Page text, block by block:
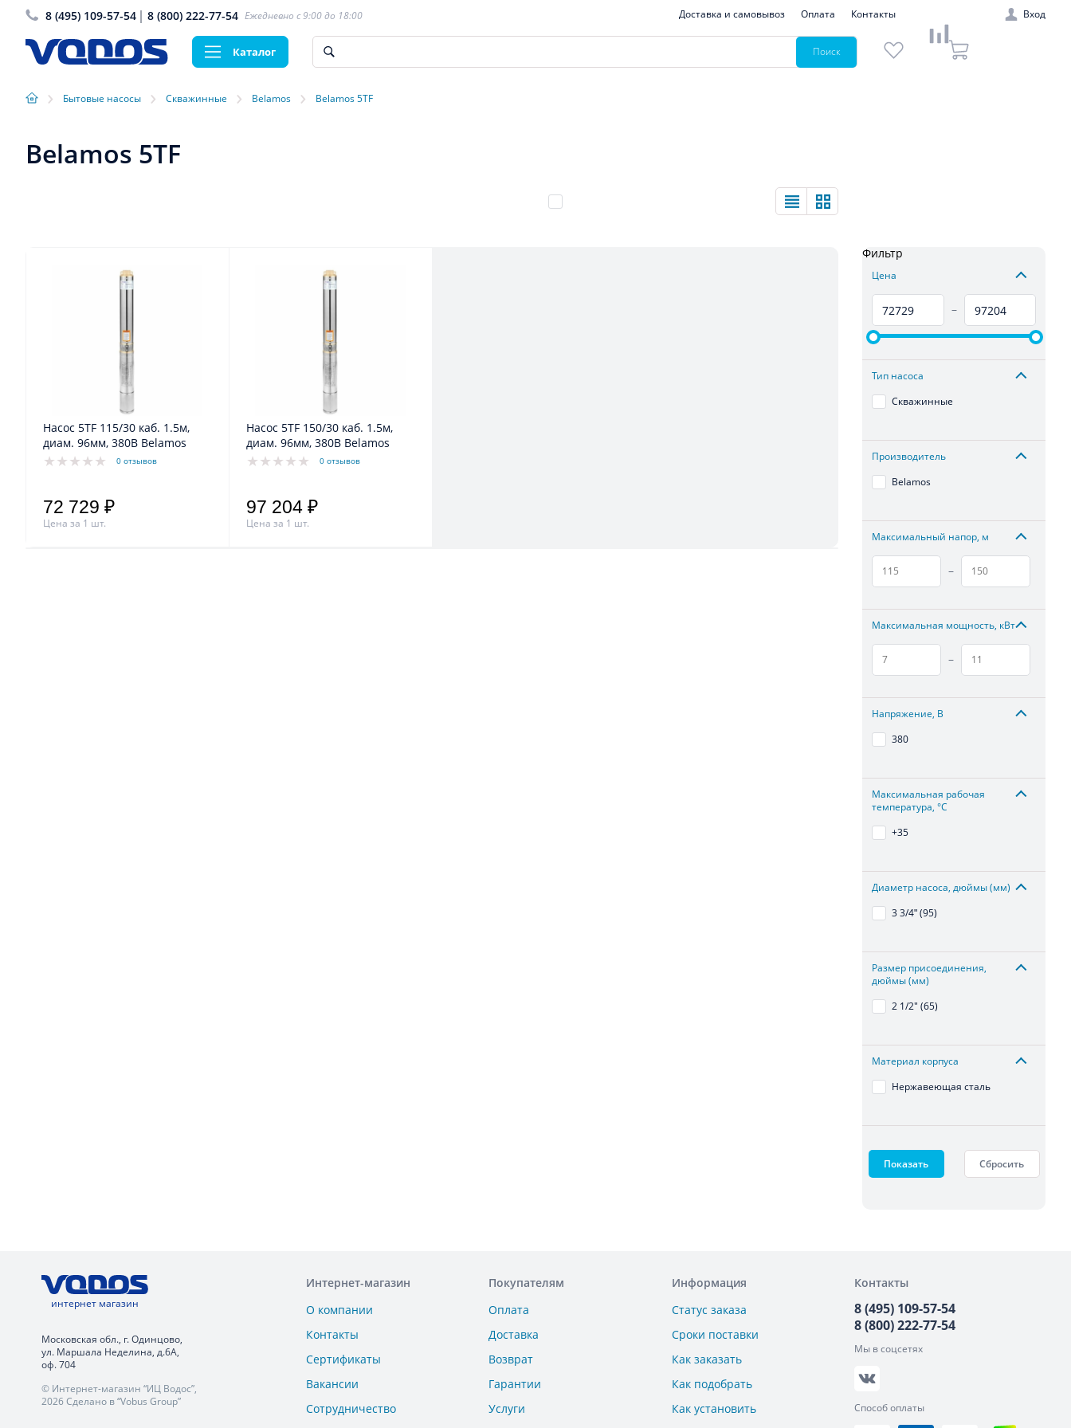
8 (495) 109-57-54 8 (800) 222-77-54 Ежедневно с 9:00 до 18:00 Доставка и самовывоз Оплата Контакты Вход
Каталог Поиск
› Бытовые насосы › Скважинные › Belamos › Belamos 5TF
Belamos 5TF
Насос 5TF 115/30 каб. 1.5м,
диам. 96мм, 380В Belamos
0 отзывов
72 729 ₽
Цена за 1 шт.
Насос 5TF 150/30 каб. 1.5м,
диам. 96мм, 380В Belamos
0 отзывов
97 204 ₽
Цена за 1 шт.
Фильтр
Цена
–
Тип насоса
Скважинные
Производитель
Belamos
Максимальный напор, м
–
Максимальная мощность, кВт
–
Напряжение, В
380
Максимальная рабочая
температура, °С
+35
Диаметр насоса, дюймы (мм)
3 3/4ʺ (95)
Размер присоединения,
дюймы (мм)
2 1/2" (65)
Материал корпуса
Нержавеющая сталь
Показать Сбросить
интернет магазин
Московская обл., г. Одинцово,
ул. Маршала Неделина, д.6А,
оф. 704
© Интернет-магазин “ИЦ Водос”,
2026 Сделано в “Vobus Group”
Интернет-магазин
О компании
Контакты
Сертификаты
Вакансии
Сотрудничество
Покупателям
Оплата
Доставка
Возврат
Гарантии
Услуги
Информация
Статус заказа
Сроки поставки
Как заказать
Как подобрать
Как установить
Контакты
8 (495) 109-57-54
8 (800) 222-77-54
Мы в соцсетях
Способ оплаты